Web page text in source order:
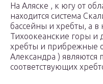
На Аляске , к югу от
находится система
бассейны и хребты, а
Тихоокеанские горы и
хребты и прибрежные
Александра ) являются
соответствующих